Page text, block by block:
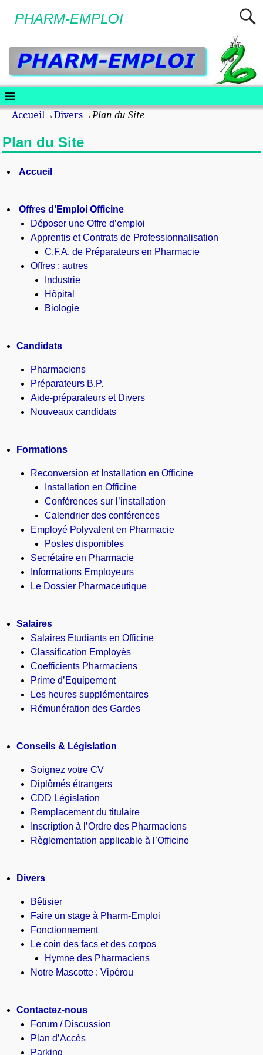
PHARM-EMPLOI
Accueil →Divers→ Plan du Site
Plan du Site
Accueil
Offres d’Emploi Officine
Déposer une Offre d’emploi
Apprentis et Contrats de Professionnalisation
C.F.A. de Préparateurs en Pharmacie
Offres : autres
Industrie
Hôpital
Biologie
Candidats
Pharmaciens
Préparateurs B.P.
Aide-préparateurs et Divers
Nouveaux candidats
Formations
Reconversion et Installation en Officine
Installation en Officine
Conférences sur l’installation
Calendrier des conférences
Employé Polyvalent en Pharmacie
Postes disponibles
Secrétaire en Pharmacie
Informations Employeurs
Le Dossier Pharmaceutique
Salaires
Salaires Etudiants en Officine
Classification Employés
Coefficients Pharmaciens
Prime d’Equipement
Les heures supplémentaires
Rémunération des Gardes
Conseils & Législation
Soignez votre CV
Diplômés étrangers
CDD Législation
Remplacement du titulaire
Inscription à l’Ordre des Pharmaciens
Règlementation applicable à l’Officine
Divers
Bêtisier
Faire un stage à Pharm-Emploi
Fonctionnement
Le coin des facs et des corpos
Hymne des Pharmaciens
Notre Mascotte : Vipérou
Contactez-nous
Forum / Discussion
Plan d’Accès
Parking